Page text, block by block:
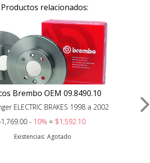
Productos relacionados:
Brembo OEM 09.8490.10
ELECTRIC BRAKES 1998 a 2002
- 10%= $1,592.10
Existencias: Agotado